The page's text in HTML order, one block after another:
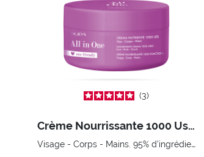
3
Crème Nourrissante 1000 Usages All In One
Visage - Corps - Mains. 95% d’ingrédients d’origine naturelle